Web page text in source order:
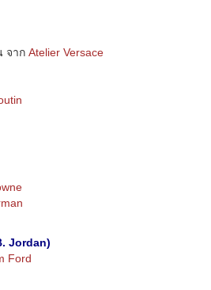
จาก Atelier Versace
Jordan)
Ford